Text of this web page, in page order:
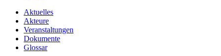
Aktuelles
Akteure
Veranstaltungen
Dokumente
Glossar